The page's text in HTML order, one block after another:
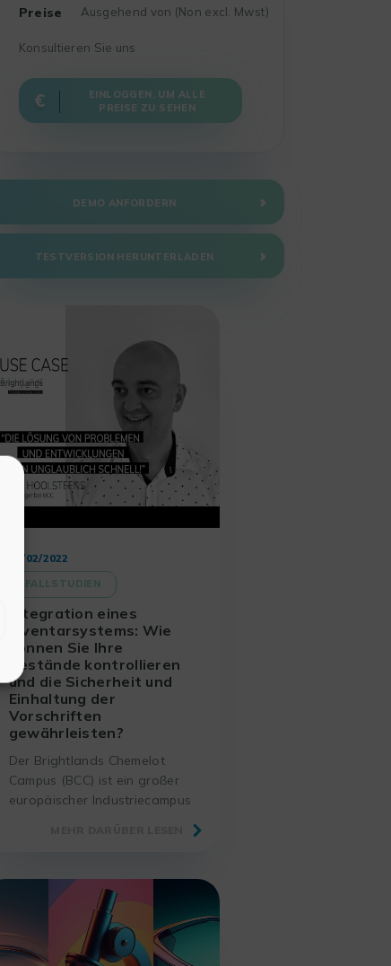
Ausgehend von (Non excl. Mwst)
Preise
Konsultieren Sie uns
EINLOGGEN, UM ALLE
PREISE ZU SEHEN
DEMO ANFORDERN
TESTVERSION HERUNTERLADEN
03/02/2022
FALLSTUDIEN
Integration eines
Inventarsystems: Wie
können Sie Ihre
Bestände kontrollieren
und die Sicherheit und
Einhaltung der
Vorschriften
gewährleisten?
Der Brightlands Chemelot
Campus (BCC) ist ein großer
europäischer Industriecampus
Zusammenarbeit mit RITME
entschieden, um FindMolecule
zu implementieren.